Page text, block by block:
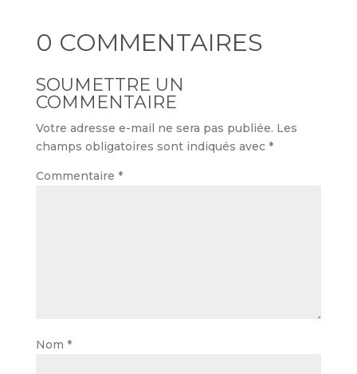
0 COMMENTAIRES
SOUMETTRE UN
COMMENTAIRE
Votre adresse e-mail ne sera pas publiée. Les
champs obligatoires sont indiqués avec *
Commentaire *
Nom *